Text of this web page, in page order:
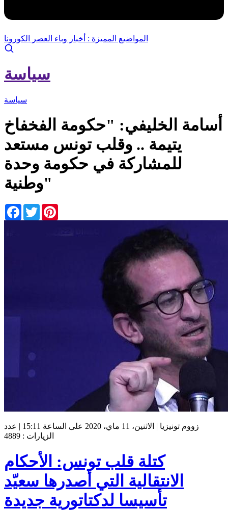
المواضيع المميزة : أخبار وباء العصر الكورونا
سياسة
سياسة
أسامة الخليفي: "حكومة الفخفاخ
يتيمة .. وقلب تونس مستعد
للمشاركة في حكومة وحدة
وطنية"
Facebook
Twitter
زووم تونيزيا | الاثنين، 11 ماي، 2020 على الساعة 15:11 | عدد
الزيارات : 4889
كتلة قلب تونس: الأحكام
الانتقالية التي أصدرها سعيّد
تأسيسا لدكتاتورية جديدة